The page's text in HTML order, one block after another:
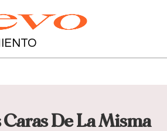
De La Misma